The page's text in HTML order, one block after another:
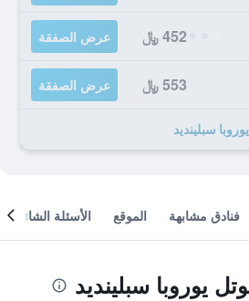
452 ﷼ عرض الصفقة
553 ﷼ عرض الصفقة
فنادق مشابهة الموقع الأسئلة الشائعة
يوروبا سبلينديد